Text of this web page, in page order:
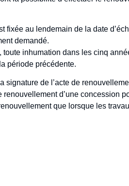
fixée au lendemain de la date
demandé.
inhumation dans les cinq
période précédente.
signature de l’acte de
d’une concession
que lorsque les